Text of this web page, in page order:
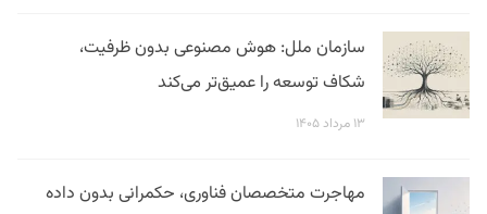
سازمان ملل: هوش مصنوعی بدون ظرفیت،
شکاف توسعه را عمیق‌تر می‌کند
۱۳ مرداد ۱۴۰۵
مهاجرت متخصصان فناوری، حکمرانی بدون داده